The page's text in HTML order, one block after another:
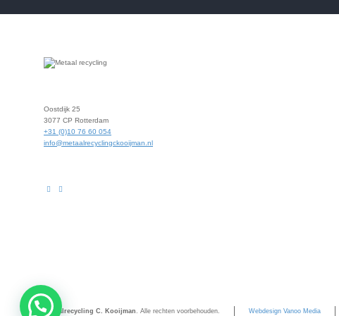
Oostdijk 25
3077 CP Rotterdam
+31 (0)10 76 60 054
info@metaalrecyclingckooijman.nl
Metaalrecycling C. Kooijman. Alle rechten voorbehouden. Webdesign Vanoo Media